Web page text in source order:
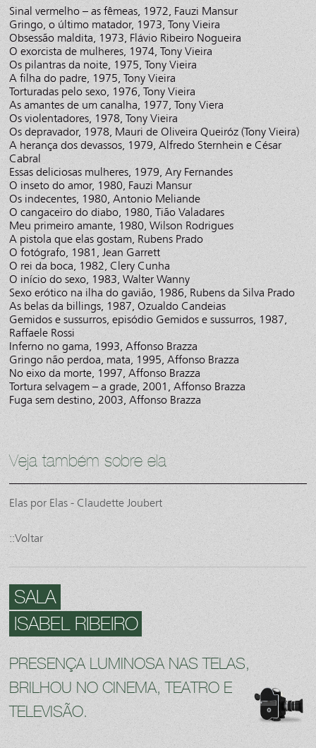
Sinal vermelho – as fêmeas, 1972, Fauzi Mansur
Gringo, o último matador, 1973, Tony Vieira
Obsessão maldita, 1973, Flávio Ribeiro Nogueira
O exorcista de mulheres, 1974, Tony Vieira
Os pilantras da noite, 1975, Tony Vieira
A filha do padre, 1975, Tony Vieira
Torturadas pelo sexo, 1976, Tony Vieira
As amantes de um canalha, 1977, Tony Viera
Os violentadores, 1978, Tony Vieira
Os depravador, 1978, Mauri de Oliveira Queiróz (Tony Vieira)
A herança dos devassos, 1979, Alfredo Sternhein e César
Cabral
Essas deliciosas mulheres, 1979, Ary Fernandes
O inseto do amor, 1980, Fauzi Mansur
Os indecentes, 1980, Antonio Meliande
O cangaceiro do diabo, 1980, Tião Valadares
Meu primeiro amante, 1980, Wilson Rodrigues
A pistola que elas gostam, Rubens Prado
O fotógrafo, 1981, Jean Garrett
O rei da boca, 1982, Clery Cunha
O início do sexo, 1983, Walter Wanny
Sexo erótico na ilha do gavião, 1986, Rubens da Silva Prado
As belas da billings, 1987, Ozualdo Candeias
Gemidos e sussurros, episódio Gemidos e sussurros, 1987,
Raffaele Rossi
Inferno no gama, 1993, Affonso Brazza
Gringo não perdoa, mata, 1995, Affonso Brazza
No eixo da morte, 1997, Affonso Brazza
Tortura selvagem – a grade, 2001, Affonso Brazza
Fuga sem destino, 2003, Affonso Brazza
Veja também sobre ela
Elas por Elas - Claudette Joubert
::Voltar
SALA
ISABEL RIBEIRO
PRESENÇA LUMINOSA NAS TELAS,
BRILHOU NO CINEMA, TEATRO E
TELEVISÃO.